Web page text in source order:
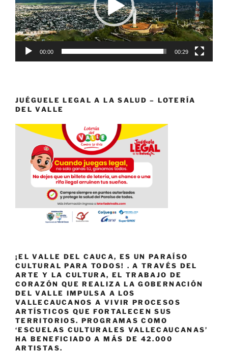
00:00 00:29
JUÉGUELE LEGAL A LA SALUD – LOTERÍA
DEL VALLE
¡EL VALLE DEL CAUCA, ES UN PARAÍSO
CULTURAL PARA TODOS! . A TRAVÉS DEL
ARTE Y LA CULTURA, EL TRABAJO DE
CORAZÓN QUE REALIZA LA GOBERNACIÓN
DEL VALLE IMPULSA A LOS
VALLECAUCANOS A VIVIR PROCESOS
ARTÍSTICOS QUE FORTALECEN SUS
TERRITORIOS. PROGRAMAS COMO
‘ESCUELAS CULTURALES VALLECAUCANAS’
HA BENEFICIADO A MÁS DE 42.000
ARTISTAS.